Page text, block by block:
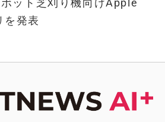
ット芝刈り機向けApple
発表